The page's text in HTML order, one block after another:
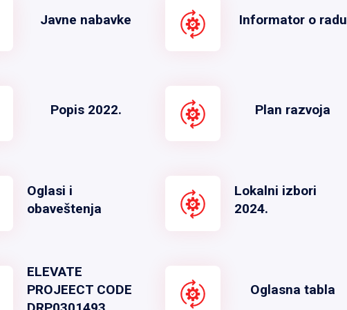
Javne nabavke Informator o radu
Popis 2022. Plan razvoja
Oglasi i
obaveštenja
Lokalni izbori
2024.
ELEVATE
PROJEECT CODE
Oglasna tabla